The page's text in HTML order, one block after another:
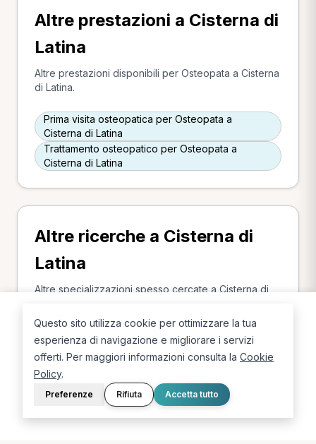
Altre prestazioni a Cisterna di
Latina
Altre prestazioni disponibili per Osteopata a Cisterna
di Latina.
Prima visita osteopatica per Osteopata a
Cisterna di Latina
Trattamento osteopatico per Osteopata a
Cisterna di Latina
Altre ricerche a Cisterna di
Latina
Altre specializzazioni spesso cercate a Cisterna di
Fisioterapista a Cisterna di Latina
Questo sito utilizza cookie per ottimizzare la tua
esperienza di navigazione e migliorare i servizi
offerti. Per maggiori informazioni consulta la Cookie
Policy.
Preferenze Rifiuta Accetta tutto